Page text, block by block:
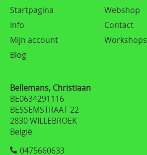
Startpagina
Webshop
Info
Contact
Mijn account
Workshops
Blog
Bellemans, Christiaan
BE0634291116
BESSEMSTRAAT 22
2830 WILLEBROEK
België
0475660633